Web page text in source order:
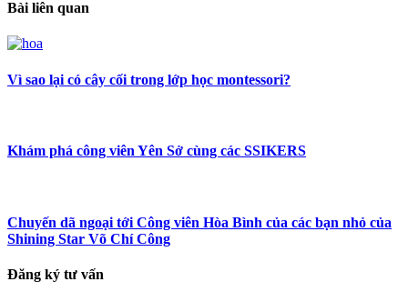
Bài liên quan
Vì sao lại có cây cối trong lớp học montessori?
Khám phá công viên Yên Sở cùng các SSIKERS
Chuyến dã ngoại tới Công viên Hòa Bình của các bạn nhỏ của
Shining Star Võ Chí Công
Đăng ký tư vấn